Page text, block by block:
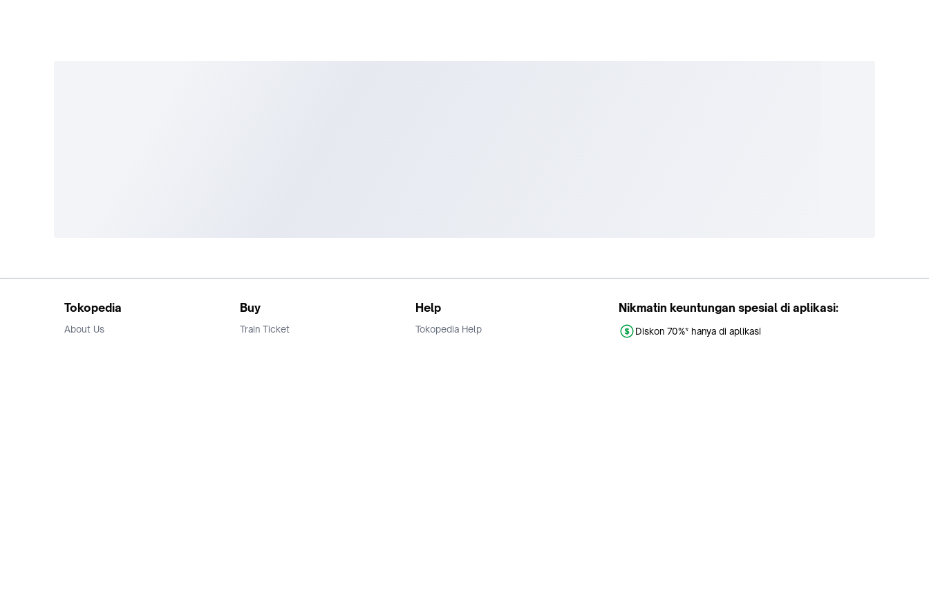
Tokopedia
About Us
Buy
Train Ticket
Help
Tokopedia Help
Nikmatin keuntungan spesial di aplikasi:
Diskon 70%* hanya di aplikasi